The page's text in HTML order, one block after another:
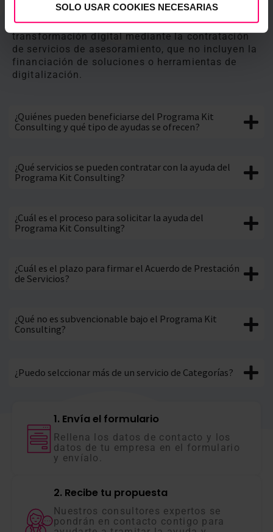
SOLO USAR COOKIES NECESARIAS
El principal objetivo es apoyar a las PYMEs en su
transformación digital mediante la contratación
de servicios de asesoramiento, que no incluyen la
financiación de soluciones o herramientas de
digitalización.
¿Quiénes pueden beneficiarse del Programa Kit
Consulting y qué tipo de ayudas se ofrecen?
¿Qué servicios se pueden contratar con la ayuda del
Programa Kit Consulting?
¿Cuál es el proceso para solicitar la ayuda del
Programa Kit Consulting?
¿Cuál es el plazo para firmar el Acuerdo de Prestación
de Servicios?
¿Qué no es subvencionable bajo el Programa Kit
Consulting?
¿Puedo selccionar más de un servicio de Categorías?
1. Envía el formulario
Rellena los datos de contacto y los
datos de tu empresa en el formulario
y envíalo.
2. Recibe tu propuesta
Nuestros consultores expertos se
pondrán en contacto contigo para